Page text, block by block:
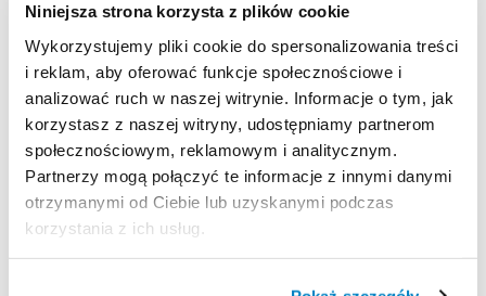
Niniejsza strona korzysta z plików cookie
Wykorzystujemy pliki cookie do spersonalizowania treści
i reklam, aby oferować funkcje społecznościowe i
analizować ruch w naszej witrynie. Informacje o tym, jak
korzystasz z naszej witryny, udostępniamy partnerom
społecznościowym, reklamowym i analitycznym.
Partnerzy mogą połączyć te informacje z innymi danymi
otrzymanymi od Ciebie lub uzyskanymi podczas
korzystania z ich usług.
Zasady wypożyczenia
REGULAMIN
Regulamin wypożyczalni
KAUCJA
Pro vypůjčení produktu není vyžadována vratná či